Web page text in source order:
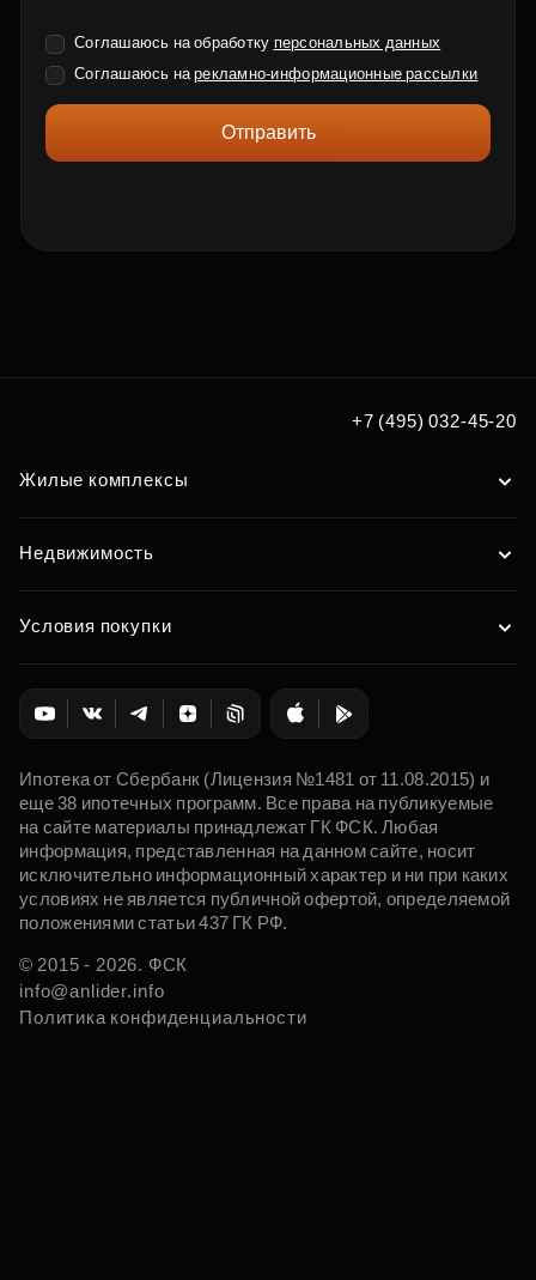
Соглашаюсь на обработку персональных данных
Соглашаюсь нарекламно-информационные рассылки
Отправить
+7 (495) 032-45-20
Жилые комплексы
Недвижимость
Условия покупки
Ипотека от Сбербанк (Лицензия №1481 от 11.08.2015) и
еще 38 ипотечных программ. Все права на публикуемые
на сайте материалы принадлежат ГК ФСК. Любая
информация, представленная на данном сайте, носит
исключительно информационный характер и ни при каких
условиях не является публичной офертой, определяемой
положениями статьи 437 ГК РФ.
© 2015 - 2026. ФСК
info@anlider.info
Политика конфиденциальности